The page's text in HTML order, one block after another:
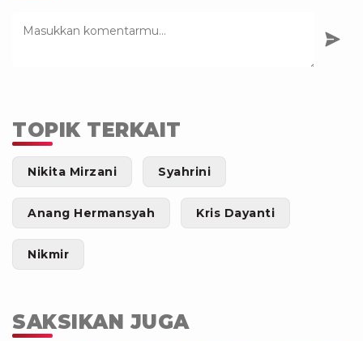
TOPIK TERKAIT
Nikita Mirzani Syahrini
Anang Hermansyah Kris Dayanti
Nikmir
SAKSIKAN JUGA